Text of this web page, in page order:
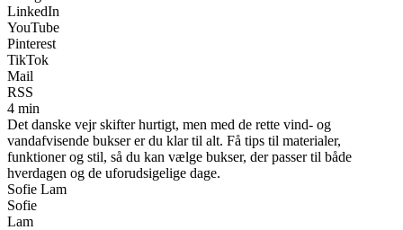
LinkedIn
YouTube
Pinterest
TikTok
Mail
RSS
4 min
Det danske vejr skifter hurtigt, men med de rette vind- og
vandafvisende bukser er du klar til alt. Få tips til materialer,
funktioner og stil, så du kan vælge bukser, der passer til både
hverdagen og de uforudsigelige dage.
Sofie Lam
Sofie
Lam